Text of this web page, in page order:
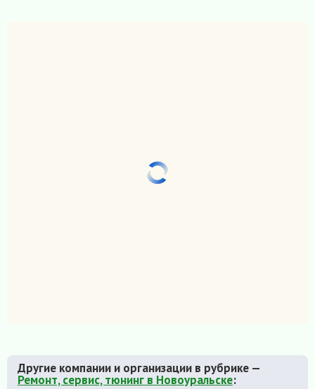
Другие компании и организации в рубрике —
Ремонт, сервис, тюнинг в Новоуральске: